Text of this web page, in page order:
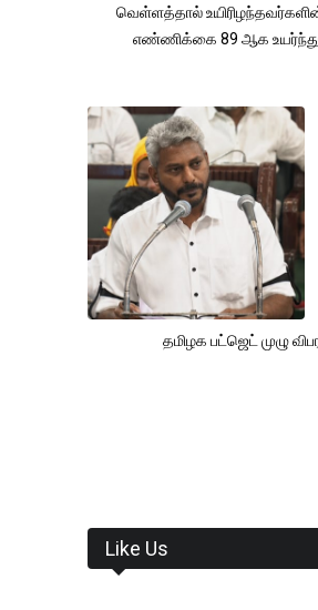
வெள்ளத்தால்
எண்ணிக்கை 89 ஆக
தமிழக பட்ஜெட் முழு
Like Us